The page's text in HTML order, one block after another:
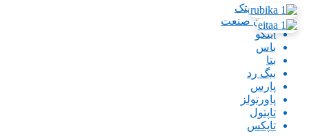
ایران پتک
ایران صنعت
اینگو
باس
بتا
بیگ رد
پارس
پاورتولز
تاپتول
تاپکس